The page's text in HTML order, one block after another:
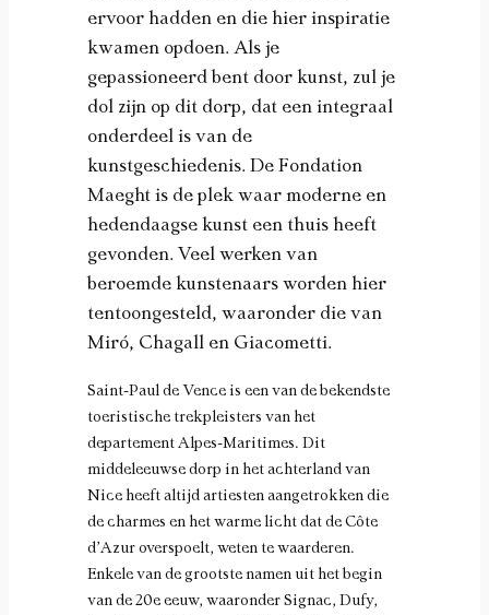
ervoor hadden en die hier inspiratie
kwamen opdoen. Als je
gepassioneerd bent door kunst, zul je
dol zijn op dit dorp, dat een integraal
onderdeel is van de
kunstgeschiedenis. De Fondation
Maeght is de plek waar moderne en
hedendaagse kunst een thuis heeft
gevonden. Veel werken van
beroemde kunstenaars worden hier
tentoongesteld, waaronder die van
Miró, Chagall en Giacometti.
Saint-Paul de Vence is een van de bekendste
toeristische trekpleisters van het
departement Alpes-Maritimes. Dit
middeleeuwse dorp in het achterland van
Nice heeft altijd artiesten aangetrokken die
de charmes en het warme licht dat de Côte
d’Azur overspoelt, weten te waarderen.
Enkele van de grootste namen uit het begin
van de 20e eeuw, waaronder Signac, Dufy,